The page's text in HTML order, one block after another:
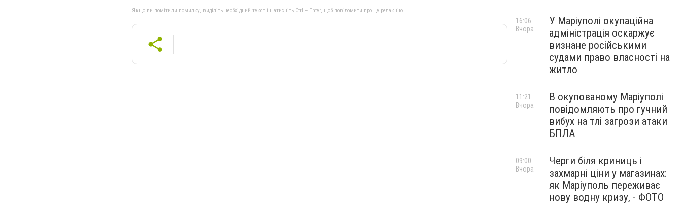
Якщо ви помітили помилку, виділіть необхідний текст і натисніть Ctrl + Enter, щоб повідомити про це редакцію
У Маріуполі окупаційна
адміністрація оскаржує
визнане російськими
судами право власності на
житло
16:06
Вчора
В окупованому Маріуполі
повідомляють про гучний
вибух на тлі загрози атаки
БПЛА
11:21
Вчора
Черги біля криниць і
захмарні ціни у магазинах:
як Маріуполь переживає
нову водну кризу, - ФОТО
09:00
Вчора